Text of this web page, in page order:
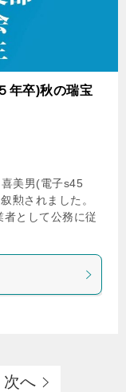
年卒)秋の瑞宝
美男(電子s45
勲されました。
として公務に従
次へ